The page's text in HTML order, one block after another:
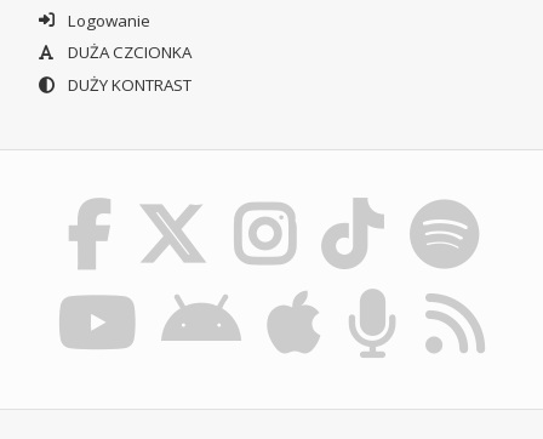
Logowanie
DUŻA CZCIONKA
DUŻY KONTRAST